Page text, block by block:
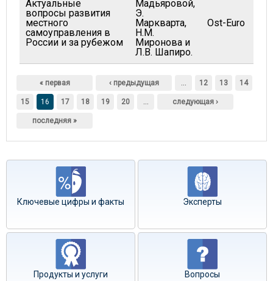
Актуальные
вопросы развития
местного
самоуправления в
России и за рубежом
Мадьяровой,
Э.
Маркварта,
Н.М.
Миронова и
Л.В. Шапиро.
Ost-Euro
« первая ‹ предыдущая … 12 13 14
15 16 17 18 19 20 … следующая ›
последняя »
Ключевые цифры и факты Эксперты
Продукты и услуги Вопросы